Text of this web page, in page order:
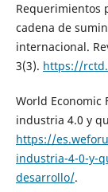
Requerimientos
cadena de
internacional.
3(3). https://
World Economic
industria 4.0 y
https://
industria-4-0-y-
desarrollo/.